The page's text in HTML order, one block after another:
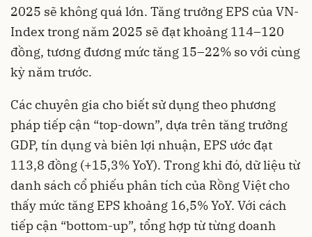
2025 sẽ không quá lớn. Tăng trưởng EPS của VN-
Index trong năm 2025 sẽ đạt khoảng 114–120
đồng, tương đương mức tăng 15–22% so với cùng
kỳ năm trước.
Các chuyên gia cho biết sử dụng theo phương
pháp tiếp cận “top-down”, dựa trên tăng trưởng
GDP, tín dụng và biên lợi nhuận, EPS ước đạt
113,8 đồng (+15,3% YoY). Trong khi đó, dữ liệu từ
danh sách cổ phiếu phân tích của Rồng Việt cho
thấy mức tăng EPS khoảng 16,5% YoY. Với cách
tiếp cận “bottom-up”, tổng hợp từ từng doanh